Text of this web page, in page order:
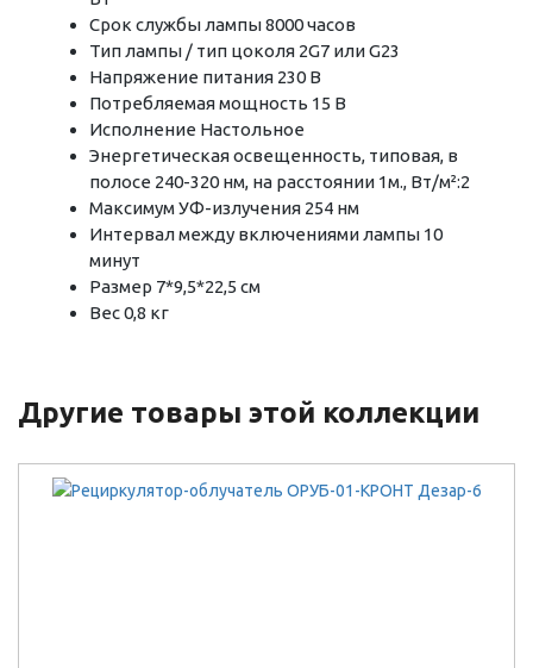
Срок службы лампы 8000 часов
Тип лампы / тип цоколя 2G7 или G23
Напряжение питания 230 В
Потребляемая мощность 15 В
Исполнение Настольное
Энергетическая освещенность, типовая, в
полосе 240-320 нм, на расстоянии 1м., Вт/м²:2
Максимум УФ-излучения 254 нм
Интервал между включениями лампы 10
минут
Размер 7*9,5*22,5 см
Вес 0,8 кг
Другие товары этой коллекции